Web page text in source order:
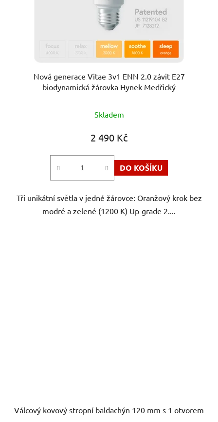
Nová generace Vitae 3v1 ENN 2.0 závit E27
biodynamická žárovka Hynek Medřický
hodnocení
produktu
5,0
hvězdiček.
Skladem
2 490 Kč
DO KOŠÍKU
Tři unikátní světla v jedné žárovce: Oranžový krok bez
modré a zelené (1200 K) Up-grade 2....
Válcový kovový stropní baldachýn 120 mm s 1 otvorem